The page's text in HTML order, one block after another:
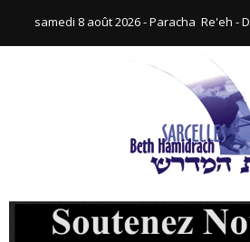
samedi 8 août 2026 - Paracha ‪ Re'eh‬ -